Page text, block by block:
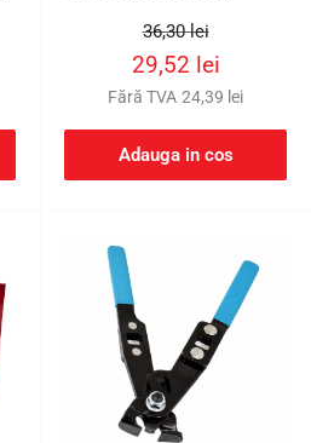
Preț
36,30 lei
Preț
redus
29,52 lei
Fără TVA 24,39 lei
Adauga in cos